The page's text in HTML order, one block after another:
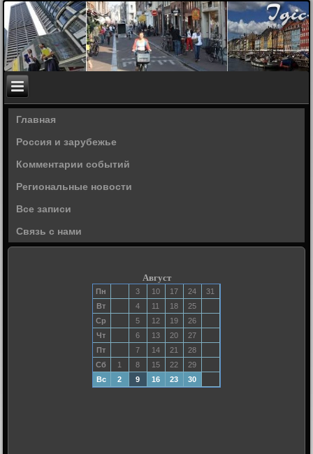
Главная
Россия и зарубежье
Комментарии событий
Региональные новости
Все записи
Связь с нами
Август
Пн 3 10 17 24
31
Вт
4 11 18
25
Ср
5 12 19
26
Чт
6 13 20
27
Пт
7 14 21
28
Сб
1 8 15 22
29
Вс
2 9 16 23 30